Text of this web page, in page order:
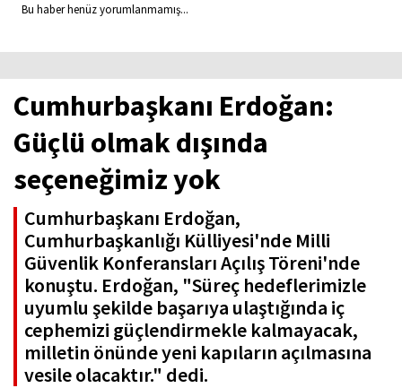
Bu haber henüz yorumlanmamış...
Cumhurbaşkanı Erdoğan:
Güçlü olmak dışında
seçeneğimiz yok
Cumhurbaşkanı Erdoğan,
Cumhurbaşkanlığı Külliyesi'nde Milli
Güvenlik Konferansları Açılış Töreni'nde
konuştu. Erdoğan, "Süreç hedeflerimizle
uyumlu şekilde başarıya ulaştığında iç
cephemizi güçlendirmekle kalmayacak,
milletin önünde yeni kapıların açılmasına
vesile olacaktır." dedi.